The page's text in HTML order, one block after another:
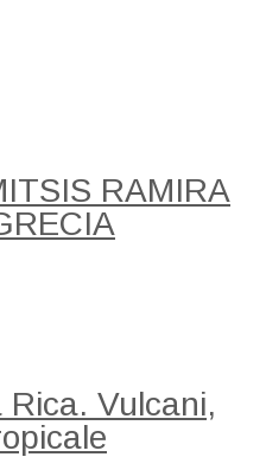
RAMIRA
Vulcani,